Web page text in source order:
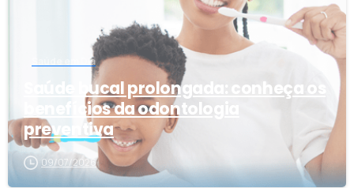
Saúde em Dia
Saúde bucal prolongada: conheça os
benefícios da odontologia
preventiva
09/07/2026